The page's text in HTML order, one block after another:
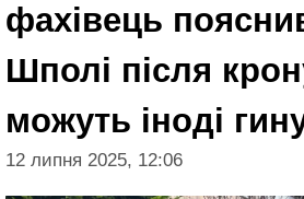
фахівець
Шполі після
можуть іноді
12 липня 2025, 12:06